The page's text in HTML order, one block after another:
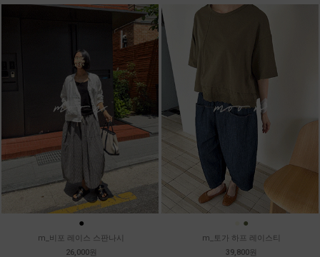
●
m_비포 레이스 스판나시
26,000원
●
m_토가 하프 레이스티
39,800원